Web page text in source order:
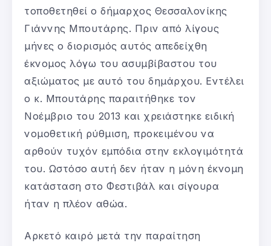
τοποθετηθεί ο δήμαρχος Θεσσαλονίκης
Γιάννης Μπουτάρης. Πριν από λίγους
μήνες ο διορισμός αυτός απεδείχθη
έκνομος λόγω του ασυμβίβαστου του
αξιώματος με αυτό του δημάρχου. Εντέλει
ο κ. Μπουτάρης παραιτήθηκε τον
Νοέμβριο του 2013 και χρειάστηκε ειδική
νομοθετική ρύθμιση, προκειμένου να
αρθούν τυχόν εμπόδια στην εκλογιμότητά
του. Ωστόσο αυτή δεν ήταν η μόνη έκνομη
κατάσταση στο Φεστιβάλ και σίγουρα
ήταν η πλέον αθώα.
Αρκετό καιρό μετά την παραίτηση